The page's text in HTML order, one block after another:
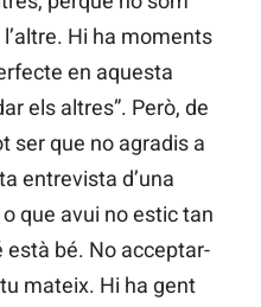
Hi ha moments
en aquesta
els altres”. Però, de
ser que no agradis a
entrevista d’una
que avui no estic tan
bé. No acceptar-
mateix. Hi ha gent